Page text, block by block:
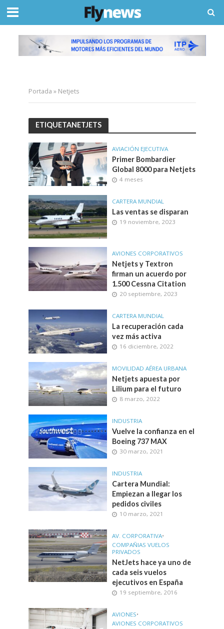
Portada » Netjets
ETIQUETANETJETS
AVIACIÓN EJECUTIVA
Primer Bombardier
Global 8000 para Netjets
4 meses
CARTERA MUNDIAL
Las ventas se disparan
19 noviembre, 2023
AVIONES CORPORATIVOS
Netjets y Textron
firman un acuerdo por
1.500 Cessna Citation
20 septiembre, 2023
CARTERA MUNDIAL
La recuperación cada
vez más activa
16 diciembre, 2022
MOVILIDAD AÉREA URBANA
Netjets apuesta por
Lilium para el futuro
8 marzo, 2022
INDUSTRIA
Vuelve la confianza en el
Boeing 737 MAX
30 marzo, 2021
INDUSTRIA
Cartera Mundial:
Empiezan a llegar los
pedidos civiles
10 marzo, 2021
AV. CORPORATIVA•
COMPAÑIAS VUELOS
PRIVADOS
NetJets hace ya uno de
cada seis vuelos
ejecutivos en España
19 septiembre, 2016
AVIONES•
AVIONES CORPORATIVOS